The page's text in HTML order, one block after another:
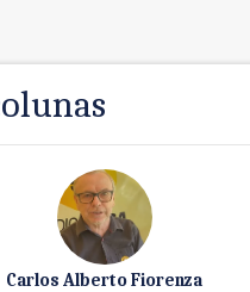
Carlos Alberto Fiorenza